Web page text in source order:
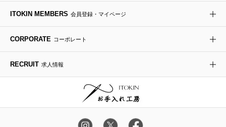
ITOKIN MEMBERS 会員登録・マイページ
CORPORATE コーポレート
RECRUIT 求人情報